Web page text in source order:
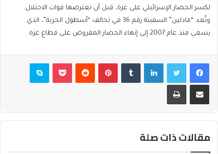
لكسر الحصار الإسرائيلي على غزة، قبل أن تعترضها قوات الاحتلال.
وتُعد “مادلين” السفينة رقم 36 في تحالف “أسطول الحرية”، الذي
يسعى منذ عام 2007 إلى إنهاء الحصار المفروض على قطاع غزة.
فيسبوكتويتر لينكدإن بينتيريست بوكيت سكايب
مشاركة عبر البريد طباعة
مقالات ذات صلة